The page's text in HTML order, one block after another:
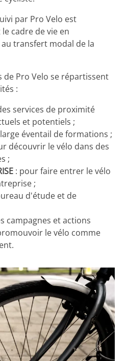
par Pro Velo est
cadre de vie en
transfert modal de la
de Pro Velo se répartissent
:
services de proximité
et potentiels ;
éventail de formations ;
découvrir le vélo dans des
;
: pour faire entrer le vélo
;
d'étude et de
campagnes et actions
le vélo comme